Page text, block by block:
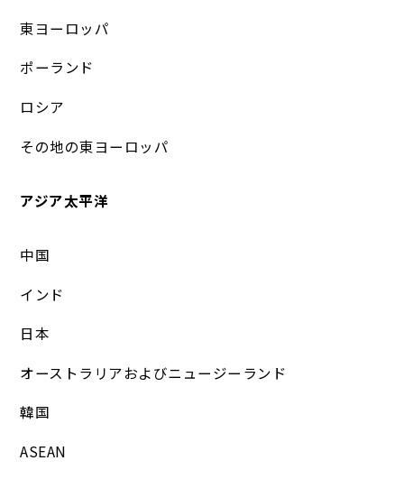
東ヨーロッパ
ポーランド
ロシア
その地の東ヨーロッパ
アジア太平洋
中国
インド
日本
オーストラリアおよびニュージーランド
韓国
ASEAN